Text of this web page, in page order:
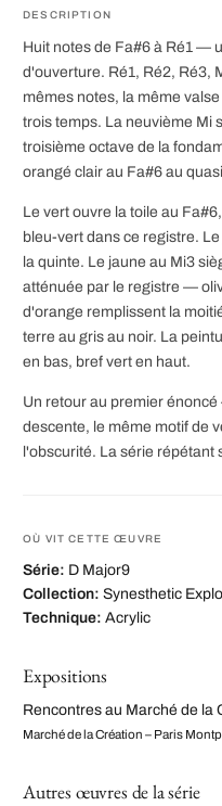
DESCRIPTION
Huit notes de Fa#6 à Ré1 —
d'ouverture. Ré1, Ré2, Ré3,
mêmes notes, la même
trois temps. La neuvième Mi
troisième octave de la
orangé clair au Fa#6 au
Le vert ouvre la toile au
bleu-vert dans ce registre.
la quinte. Le jaune au Mi3
atténuée par le registre —
d'orange remplissent la
terre au gris au noir. La
en bas, bref vert en haut.
Un retour au premier
descente, le même motif de
l'obscurité. La série
OÙ VIT CETTE ŒUVRE
Série: D Major9
Collection: Synesthetic
Technique: Acrylic
Expositions
Rencontres au Marché de la
Marché de la Création – Paris
Autres œuvres de la série